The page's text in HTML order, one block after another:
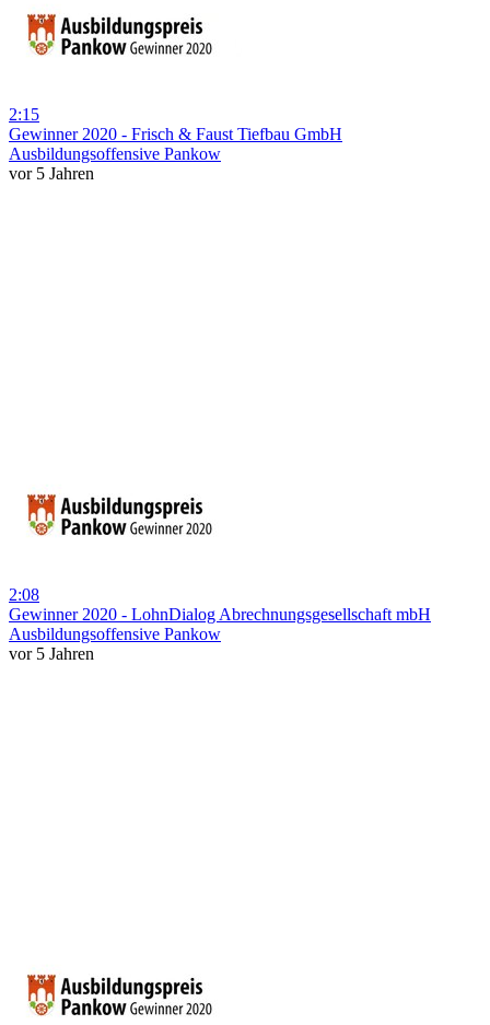
2:15
Gewinner 2020 - Frisch & Faust Tiefbau GmbH
Ausbildungsoffensive Pankow
vor 5 Jahren
2:08
Gewinner 2020 - LohnDialog Abrechnungsgesellschaft mbH
Ausbildungsoffensive Pankow
vor 5 Jahren